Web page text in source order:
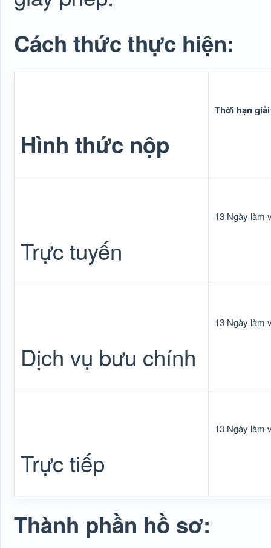
Cách thức thực hiện:
Hình thức nộp
Thời hạn
Trực tuyến
13 Ngày làm
Dịch vụ bưu chính
13 Ngày làm
Trực tiếp
13 Ngày làm
Thành phần hồ sơ: